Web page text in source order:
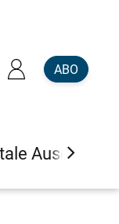
ABO
Ausgaben